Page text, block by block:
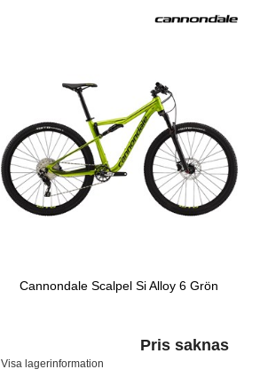
Cannondale Scalpel Si Alloy 6 Grön
Pris saknas
Visa lagerinformation